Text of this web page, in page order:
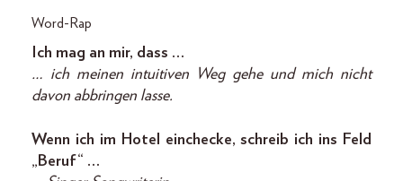
Word-Rap
Ich mag an mir, dass …
… ich meinen intuitiven Weg gehe und mich nicht
davon abbringen lasse.
Wenn ich im Hotel einchecke, schreib ich ins Feld
„Beruf“ …